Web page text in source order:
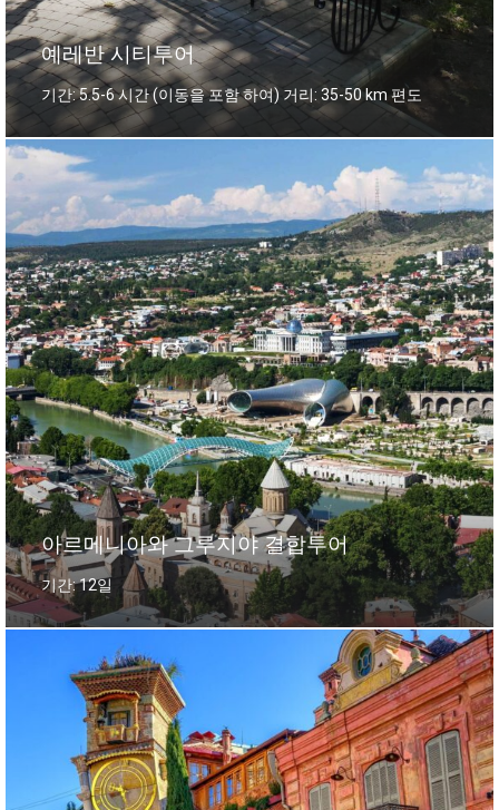
예레반 시티투어
기간: 5.5-6 시간 (이동을 포함 하여) 거리: 35-50 km 편도
아르메니아와 그루지야 결합투어
기간: 12일